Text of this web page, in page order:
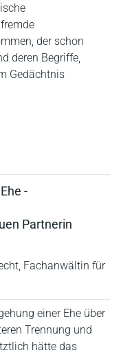
der schon
deren Begriffe,
Gedächtnis
-
Partnerin
Fachanwältin für
einer Ehe über
Trennung und
hätte das